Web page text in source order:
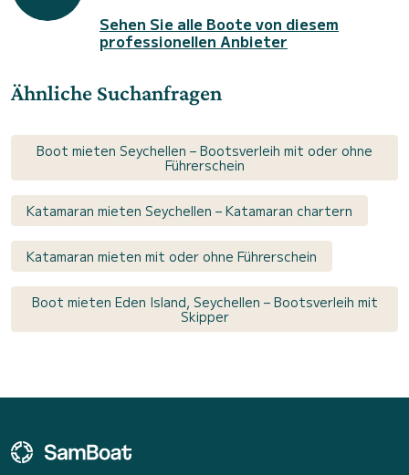
Sehen Sie alle Boote von diesem
professionellen Anbieter
Ähnliche Suchanfragen
Boot mieten Seychellen – Bootsverleih mit oder ohne
Führerschein
Katamaran mieten Seychellen – Katamaran chartern
Katamaran mieten mit oder ohne Führerschein
Boot mieten Eden Island, Seychellen – Bootsverleih mit
Skipper